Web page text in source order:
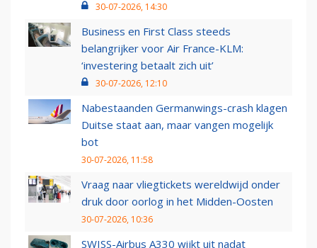
30-07-2026, 14:30
Business en First Class steeds
belangrijker voor Air France-KLM:
‘investering betaalt zich uit’
30-07-2026, 12:10
Nabestaanden Germanwings-crash klagen
Duitse staat aan, maar vangen mogelijk
bot
30-07-2026, 11:58
Vraag naar vliegtickets wereldwijd onder
druk door oorlog in het Midden-Oosten
30-07-2026, 10:36
SWISS-Airbus A330 wijkt uit nadat